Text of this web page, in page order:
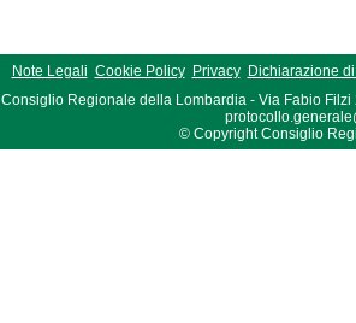
Note Legali Cookie Policy Privacy Dichiarazione
Consiglio Regionale della Lombardia - Via Fabio Filzi
© Copyright Consiglio